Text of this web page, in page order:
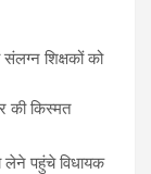
शिक्षकों को
की किस्मत
लेने पहुंचे विधायक